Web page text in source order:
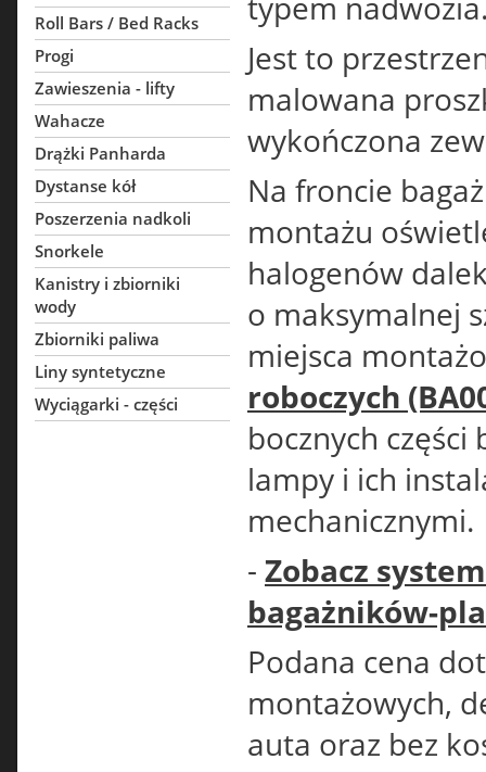
Roll Bars / Bed Racks
Progi
Zawieszenia - lifty
Wahacze
Drążki Panharda
Dystanse kół
Poszerzenia nadkoli
Snorkele
Kanistry i zbiorniki
wody
Zbiorniki paliwa
Liny syntetyczne
Wyciągarki - części
Jest to
malowana
wykończona
Na froncie
montażu
halogenów
o maksymalnej
miejsca
roboczych
bocznych części
lampy i ich
mechanicznymi.
- Zobacz
bagażników-
Podana cena
montażowych,
auta oraz bez